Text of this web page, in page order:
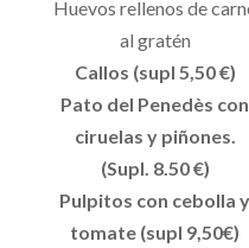
Huevos rellenos de
al gratén
Callos (supl 5,50 €)
Pato del Penedès con
ciruelas y piñones.
(Supl. 8.50 €)
Pulpitos con cebolla y
tomate (supl 9,50€)